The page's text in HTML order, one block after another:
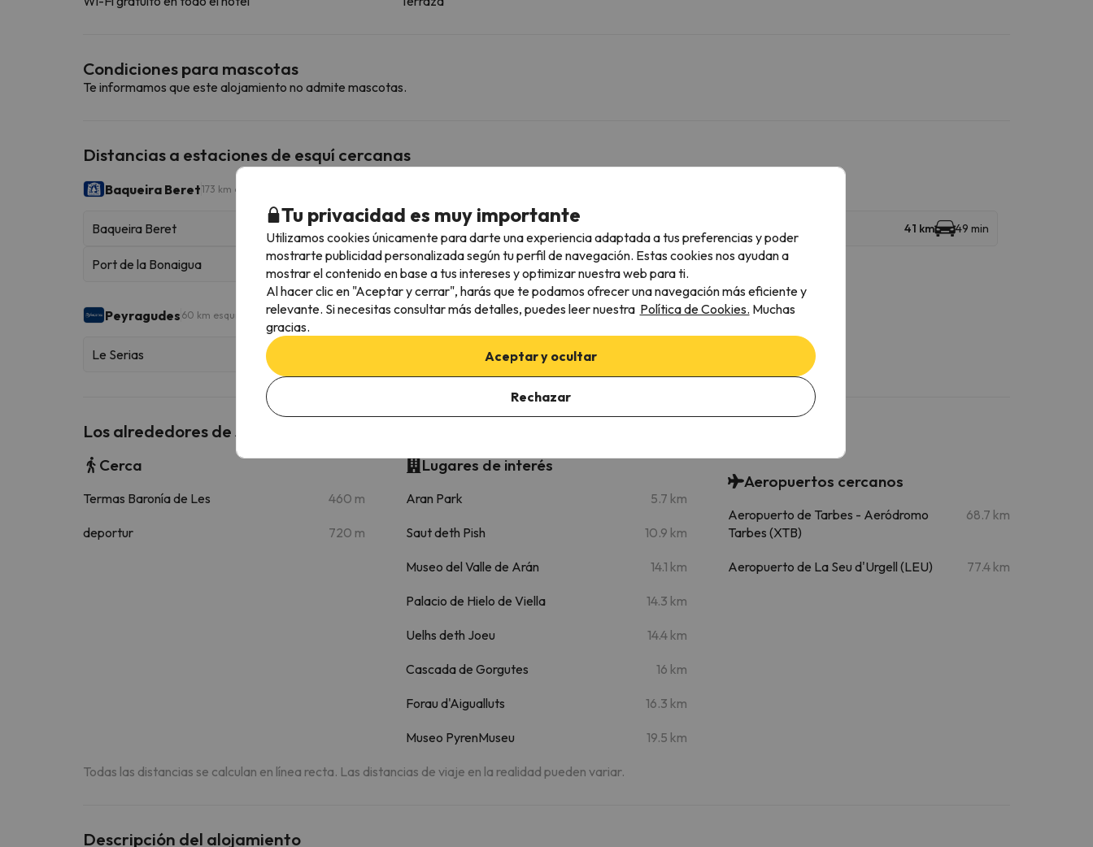
Condiciones para mascotas
Te informamos que este alojamiento no admite mascotas.
Distancias a estaciones de esquí cercanas
Baqueira Beret173 km esquiables
Baqueira Beret 32.6 km 37 min 41 km 49 min
Port de la Bonaigua 41.2 km 46 min
Peyragudes 60 km esquiables
Le Serias 52 min
Los alrededores de Juan Canejan
Cerca
Termas Baronía de Les 460 m
deportur 720 m
Lugares de interés
Aran Park 5.7 km
Saut deth Pish 10.9 km
Museo del Valle de Arán 14.1 km
Palacio de Hielo de Viella 14.3 km
Uelhs deth Joeu 14.4 km
Cascada de Gorgutes 16 km
Forau d'Aigualluts 16.3 km
Museo PyrenMuseu 19.5 km
Aeropuertos cercanos
Aeropuerto de Tarbes - Aeródromo
Tarbes (XTB)
68.7 km
Aeropuerto de La Seu d'Urgell (LEU) 77.4 km
Todas las distancias se calculan en línea recta. Las distancias de viaje en la realidad pueden variar.
Descripción del alojamiento
Tu privacidad es muy importante
Utilizamos cookies únicamente para darte una experiencia adaptada a tus preferencias y poder
mostrarte publicidad personalizada según tu perfil de navegación. Estas cookies nos ayudan a
mostrar el contenido en base a tus intereses y optimizar nuestra web para ti.
Al hacer clic en "Aceptar y cerrar", harás que te podamos ofrecer una navegación más eficiente y
relevante. Si necesitas consultar más detalles, puedes leer nuestra Política de Cookies. Muchas
gracias.
Aceptar y ocultar
Rechazar